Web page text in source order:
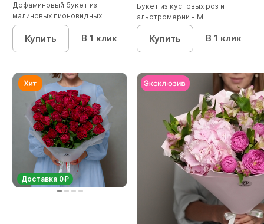
Дофаминовый букет из
малиновых пионовидных
кустовых роз...
Купить В 1 клик
Букет из кустовых роз и
альстромерии - М
Купить В 1 клик
Доставка 0₽